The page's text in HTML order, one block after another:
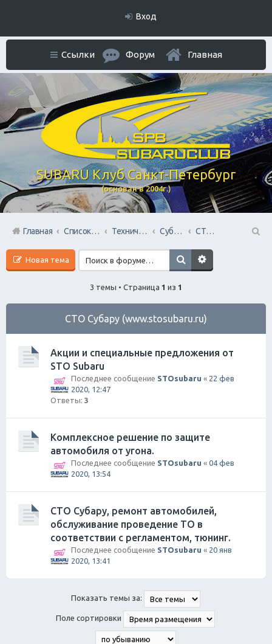
Вход
SUBARU Клуб Санкт-Петербург
(основан в 2004г.)
Ссылки Форум Главная
Главная Список форумов Технический раздел Субару Cервисы Санкт-Петербурга
СТО Субару (www.stosubaru.ru)
Новая тема
3 темы • Страница 1 из 1
СТО Субару (www.stosubaru.ru)
Акции и специальные предложения от
STO Subaru
Последнее сообщение STOsubaru « 22 фев
2020, 12:47
Ответы: 3
Комплексное решение по защите
автомобиля от угона.
Последнее сообщение STOsubaru « 04 фев
2020, 13:54
СТО Субару, ремонт автомобилей,
обслуживание проведение ТО в
соответствии с регламентом, тюнинг.
Последнее сообщение STOsubaru « 20 янв
2020, 13:41
Показать темы за:
Поле сортировки